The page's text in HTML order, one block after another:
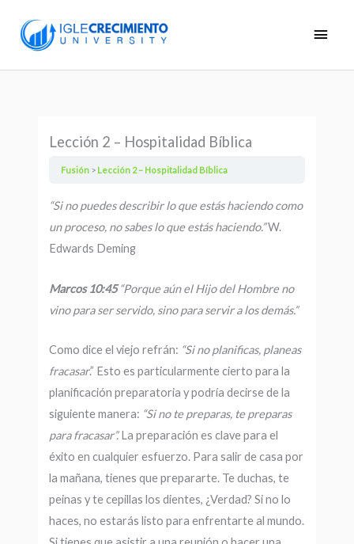
content
Lección 2 – Hospitalidad Bíblica
Fusión Lección 2 – Hospitalidad Bíblica
“Si nopuedes describir lo que estás haciendo como
un proceso, no sabes lo que estás haciendo.”W.
Edwards Deming
Marcos 10:45 “Porque aún el Hijodel Hombre no
vino para ser servido, sino para servir a los demás.”
Como dice el viejo refrán: “Si no planificas, planeas
fracasar.” Esto es particularmente cierto para la
planificación preparatoria y podría decirse de la
siguiente manera: “Si no te preparas, te preparas
para fracasar”.La preparación es clave para el
éxito en cualquier esfuerzo. Para salir de casa por
la mañana, tienes que prepararte. Te duchas, te
peinas y te cepillas los dientes, ¿Verdad? Si no lo
haces, no estarás listo para enfrentarte al mundo.